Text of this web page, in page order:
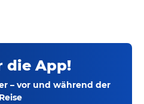
die App!
– vor und während der
Reise